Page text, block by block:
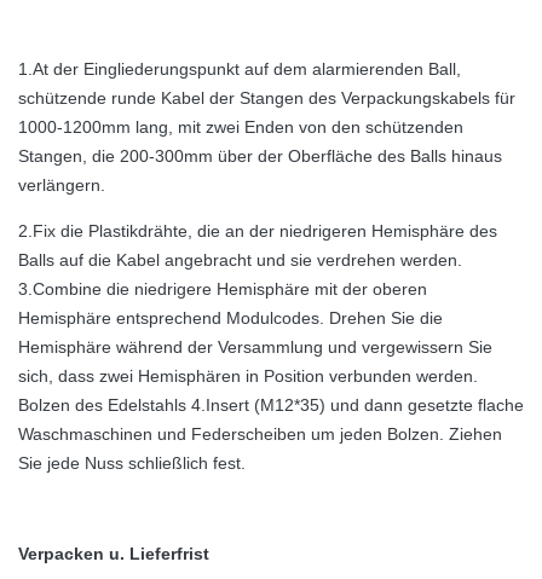
1.At der Eingliederungspunkt auf dem alarmierenden Ball,
schützende runde Kabel der Stangen des Verpackungskabels für
1000-1200mm lang, mit zwei Enden von den schützenden
Stangen, die 200-300mm über der Oberfläche des Balls hinaus
verlängern.
2.Fix die Plastikdrähte, die an der niedrigeren Hemisphäre des
Balls auf die Kabel angebracht und sie verdrehen werden.
3.Combine die niedrigere Hemisphäre mit der oberen
Hemisphäre entsprechend Modulcodes. Drehen Sie die
Hemisphäre während der Versammlung und vergewissern Sie
sich, dass zwei Hemisphären in Position verbunden werden.
Bolzen des Edelstahls 4.Insert (M12*35) und dann gesetzte flache
Waschmaschinen und Federscheiben um jeden Bolzen. Ziehen
Sie jede Nuss schließlich fest.
Verpacken u. Lieferfrist